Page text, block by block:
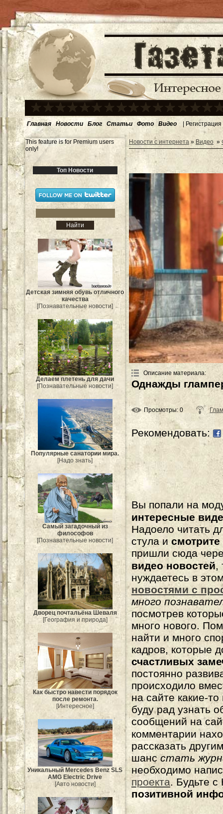
Главная Новости Блог Статьи Фото Видео | Регистрация
This feature is for Premium users
only!
Топ Новости
Детская зимняя обувь отличного
качества
[Познавательные новости]
Делаем плетень для дачи
[Познавательные новости]
Популярные санатории мира.
[Надо знать]
Самый загадочный из
философов
[Познавательные новости]
Дворец почтальёна Шеваля
[География и природа]
Как быстро навести порядок
после ремонта.
[Интересное]
Уникальный Mercedes Benz SLS
AMG Electric Drive
[Авто новости]
Новости с интернета » Видео »
Описание материала:
Однажды
Просмотры: 0
Рекомендовать:
Вы попали на
интересные
Надоело читать
стула и
пришли сюда
видео новостей,
нуждаетесь в
новостями с
много
посмотрев
много нового.
найти и много
кадров, которые
счастливых
постоянно
происходило
на сайте какие-
буду рад узнать
сообщений на
комментарии
рассказать
шанс стать
необходимо
проекта. Будьте
позитивной